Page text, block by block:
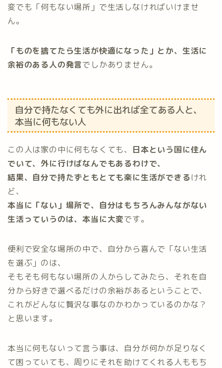
変でも「何もない場所」で生活しなければいけませ
ん。
「ものを捨てたら生活が快適になった」とか、 生活に
余裕のある人の発言でしかありません。
自分で持たなくても外に出れば全てある人と、
本当に何もない人
この人は家の中に何もなくても、 日本という国に住ん
でいて、外に行けばなんでもあるわけで、
結果、自分で持たずともとても楽に生活ができるけれ
ど、
本当に「ない」場所で、自分はもちろんみんながない
生活っていうのは、本当に大変です。
便利で安全な場所の中で、自分から喜んで「ない生活
を選ぶ」のは、
そもそも何もない場所の人からしてみたら、それを自
分から好きで選べるだけの余裕があるということで、
これがどんなに贅沢な事なのかわかっているのかな？
と思います。
本当に何もないって言う事は、自分が何かが足りなく
て困っていても、周りにそれを助けてくれる人ももち